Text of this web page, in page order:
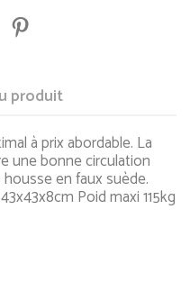
produit
à prix abordable. La
une bonne circulation
en faux suède.
Poid maxi 115kg